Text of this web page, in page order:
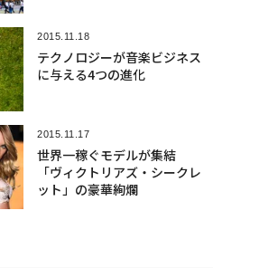
2015.11.18
テクノロジーが音楽ビジネス
に与える4つの進化
2015.11.17
世界一稼ぐモデルが集結
「ヴィクトリアズ・シークレ
ット」の豪華絢爛